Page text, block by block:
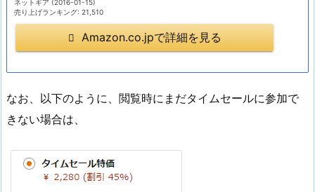
ネットギア (2016-01-15)
売り上げランキング: 21,510
Amazon.co.jpで詳細を見る
なお、以下のように、閲覧時にまだタイムセールに参加で
きない場合は、